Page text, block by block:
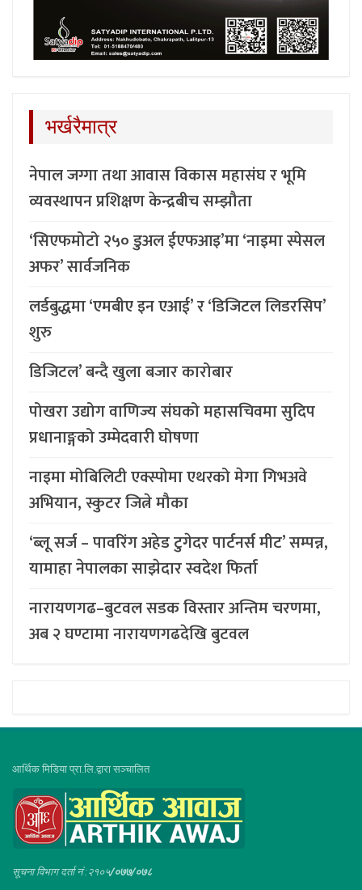
भर्खरैमात्र
नेपाल जग्गा तथा आवास विकास महासंघ र भूमि
व्यवस्थापन प्रशिक्षण केन्द्रबीच सम्झौता
‘सिएफमोटो २५० डुअल ईएफआइ’मा ‘नाइमा स्पेसल
अफर’ सार्वजनिक
लर्डबुद्धमा ‘एमबीए इन एआई’ र ‘डिजिटल लिडरसिप’
शुरु
डिजिटल’ बन्दै खुला बजार कारोबार
पोखरा उद्योग वाणिज्य संघको महासचिवमा सुदिप
प्रधानाङ्गको उम्मेदवारी घोषणा
नाइमा मोबिलिटी एक्स्पोमा एथरको मेगा गिभअवे
अभियान, स्कुटर जित्ने मौका
‘ब्लू सर्ज – पावरिंग अहेड टुगेदर पार्टनर्स मीट’ सम्पन्न,
यामाहा नेपालका साझेदार स्वदेश फिर्ता
नारायणगढ–बुटवल सडक विस्तार अन्तिम चरणमा,
अब २ घण्टामा नारायणगढदेखि बुटवल
आर्थिक मिडिया प्रा.लि.द्वारा सञ्चालित
सूचना विभाग दर्ता नं :२१०५/०७७/०७८